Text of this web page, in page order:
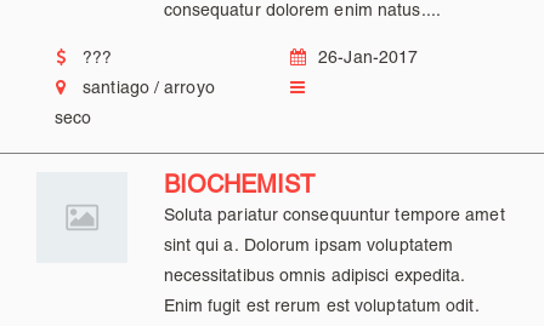
consequatur dolorem enim natus....
???
26-Jan-2017
santiago / arroyo
seco
BIOCHEMIST
Soluta pariatur consequuntur tempore amet
sint qui a. Dolorum ipsam voluptatem
necessitatibus omnis adipisci expedita.
Enim fugit est rerum est voluptatum odit.